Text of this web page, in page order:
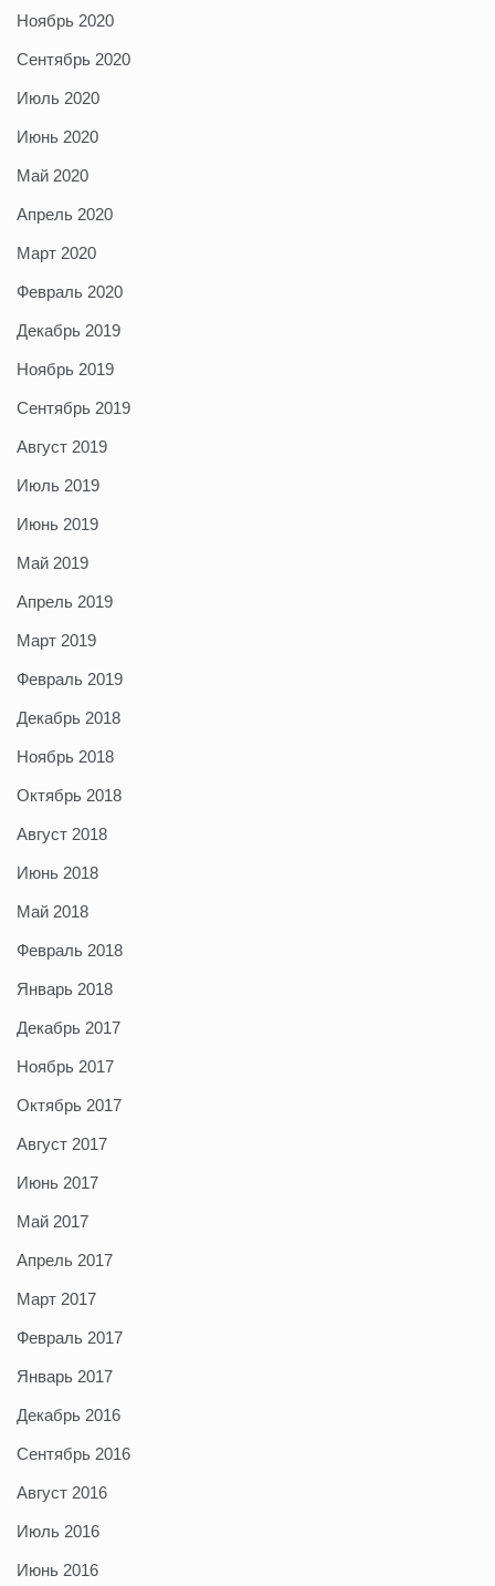
Ноябрь 2020
Сентябрь 2020
Июль 2020
Июнь 2020
Май 2020
Апрель 2020
Март 2020
Февраль 2020
Декабрь 2019
Ноябрь 2019
Сентябрь 2019
Август 2019
Июль 2019
Июнь 2019
Май 2019
Апрель 2019
Март 2019
Февраль 2019
Декабрь 2018
Ноябрь 2018
Октябрь 2018
Август 2018
Июнь 2018
Май 2018
Февраль 2018
Январь 2018
Декабрь 2017
Ноябрь 2017
Октябрь 2017
Август 2017
Июнь 2017
Май 2017
Апрель 2017
Март 2017
Февраль 2017
Январь 2017
Декабрь 2016
Сентябрь 2016
Август 2016
Июль 2016
Июнь 2016